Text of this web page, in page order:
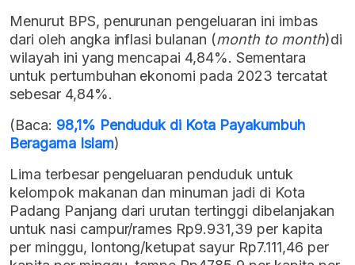
Menurut BPS, penurunan pengeluaran ini imbas
dari oleh angka inflasi bulanan (month to month)di
wilayah ini yang mencapai 4,84%. Sementara
untuk pertumbuhan ekonomi pada 2023 tercatat
sebesar 4,84%.
(Baca: 98,1% Penduduk di Kota Payakumbuh
Beragama Islam)
Lima terbesar pengeluaran penduduk untuk
kelompok makanan dan minuman jadi di Kota
Padang Panjang dari urutan tertinggi dibelanjakan
untuk nasi campur/rames Rp9.931,39 per kapita
per minggu, lontong/ketupat sayur Rp7.111,46 per